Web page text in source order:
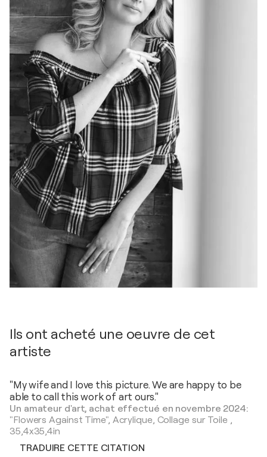
Ils ont acheté une oeuvre de cet
artiste
"My wife and I love this picture. We are happy to be
able to call this work of art ours."
Un amateur d'art, achat effectué en novembre 2024:
"Flowers Against Time", Acrylique, Collage sur Toile,
35,4x35,4in
TRADUIRE CETTE CITATION